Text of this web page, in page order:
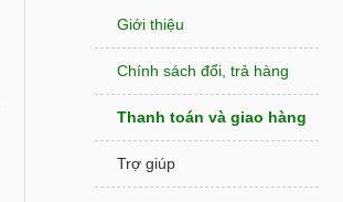
Giới thiệu
Chính sách đổi, trả hàng
Thanh toán và giao hàng
Trợ giúp